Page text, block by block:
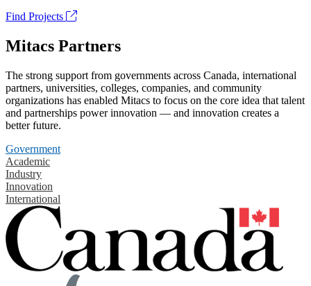
Find Projects
Mitacs Partners
The strong support from governments across Canada, international
partners, universities, colleges, companies, and community
organizations has enabled Mitacs to focus on the core idea that talent
and partnerships power innovation — and innovation creates a
better future.
Government
Academic
Industry
Innovation
International